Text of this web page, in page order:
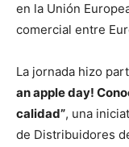
en la Unión
comercial entre
La jornada hizo
an apple day!
calidad”, una
de Distribuidores